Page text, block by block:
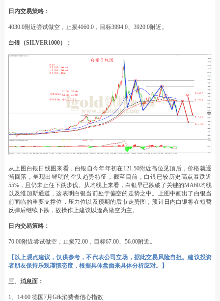
日内交易策略：
4030.0附近尝试做空，止损4060.0，目标3994.0、3920.0附近。
白银（SILVER1000）：
从上图白银日线图来看，白银自今年年初在121.50附近高位见顶后，价格就逐
渐回落，呈现出鲜明的空头趋势特征，截至目前，白银已较历史高点暴跌近
55%，且仍未止住下跌步伐。从均线上来看，白银早已跌破了关键的MA60均线
以及维加斯通道，这表明白银当前处于偏空的走势之中。上图中画出了白银当
前面临的重要支撑位，压力位以及预期的后市走势图，预计日内白银将在短暂
反弹后继续下跌，故操作上建议以逢高做空为主。
日内交易策略：
70.00附近尝试做空，止损72.00，目标67.00、56.00附近。
【以上观点建议，仅供参考，不代表公司立场，据此交易风险自担。建议投资
者朋友保持乐观谨慎态度，根据具体盘面来具体分析应对。】
三、消息面：
1、14:00 德国7月Gfk消费者信心指数